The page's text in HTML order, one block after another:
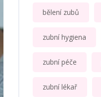
bělení zubů
zubní hygiena
zubní péče
zubní lékař